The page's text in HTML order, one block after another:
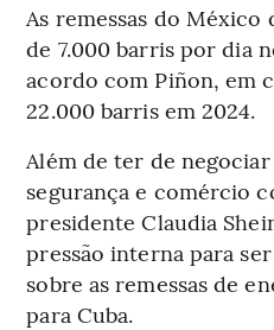
As remessas do
de 7.000 barris por dia
acordo com Piñon, em
22.000 barris em 2024.
Além de ter de
segurança e comércio
presidente Claudia
pressão interna para
sobre as remessas de
para Cuba.